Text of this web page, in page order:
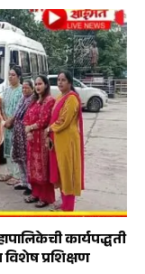
कार्यपद्धती
प्रशिक्षण